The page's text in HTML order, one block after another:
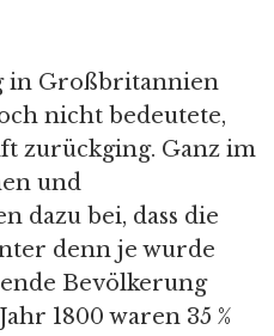
in Großbritannien
nicht bedeutete,
zurückging. Ganz im
und
dazu bei, dass die
denn je wurde
Bevölkerung
1800 waren 35 %